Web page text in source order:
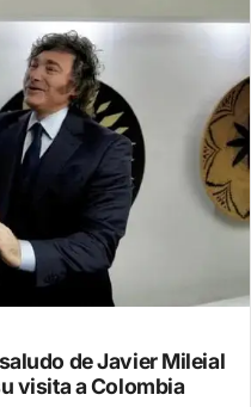
de Javier Mileial
visita a Colombia